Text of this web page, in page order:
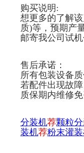
购买说明:
想更多的了解
质)等，预期产
邮寄我公司试
售后承诺：
所有包装设备
若配件出现故
质保期内维修
分装机荐颗粒
装机荐粉末灌